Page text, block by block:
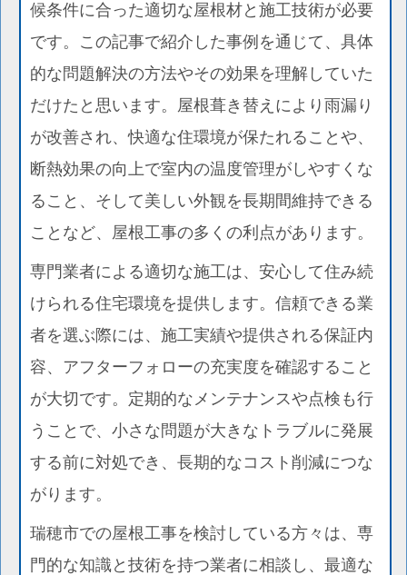
候条件に合った適切な屋根材と施工技術が必要
です。この記事で紹介した事例を通じて、具体
的な問題解決の方法やその効果を理解していた
だけたと思います。屋根葺き替えにより雨漏り
が改善され、快適な住環境が保たれることや、
断熱効果の向上で室内の温度管理がしやすくな
ること、そして美しい外観を長期間維持できる
ことなど、屋根工事の多くの利点があります。
専門業者による適切な施工は、安心して住み続
けられる住宅環境を提供します。信頼できる業
者を選ぶ際には、施工実績や提供される保証内
容、アフターフォローの充実度を確認すること
が大切です。定期的なメンテナンスや点検も行
うことで、小さな問題が大きなトラブルに発展
する前に対処でき、長期的なコスト削減につな
がります。
瑞穂市での屋根工事を検討している方々は、専
門的な知識と技術を持つ業者に相談し、最適な